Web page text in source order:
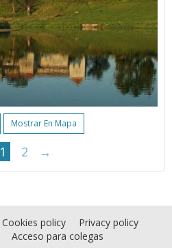
Mostrar En Mapa
1 2 →
Cookies policy
Privacy policy
Acceso para colegas